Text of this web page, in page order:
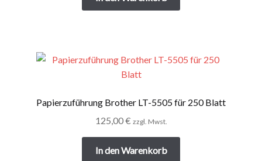
Papierzuführung Brother LT-5505 für 250 Blatt
125,00€ zzgl. Mwst.
In den Warenkorb